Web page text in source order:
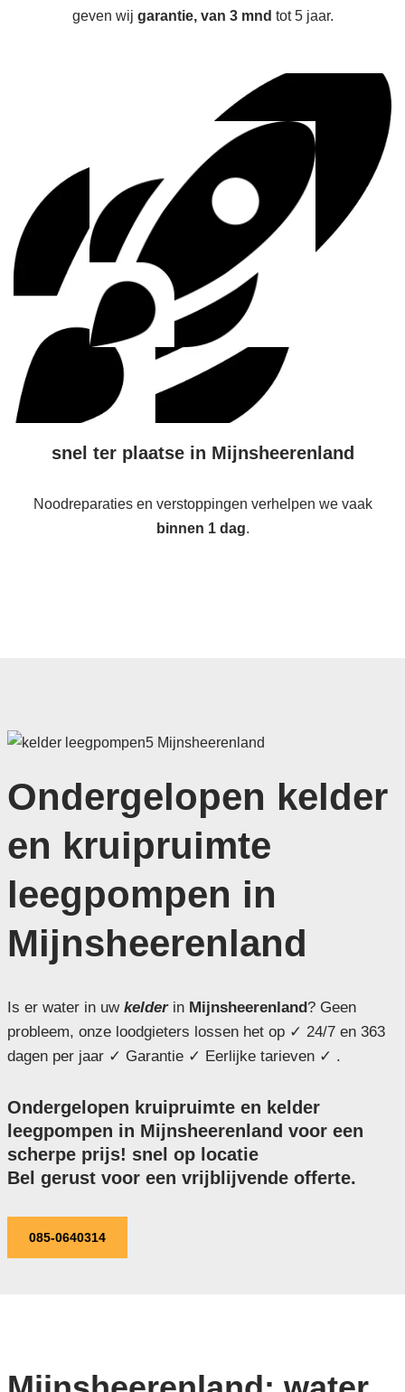
geven wij garantie, van 3 mnd tot 5 jaar.
snel ter plaatse in Mijnsheerenland
Noodreparaties en verstoppingen verhelpen we vaak
binnen 1 dag.
Ondergelopen kelder
en kruipruimte
leegpompen in
Mijnsheerenland
Is er water in uw kelderin Mijnsheerenland? Geen
probleem, onze loodgieters lossen het op ✓ 24/7 en 363
dagen per jaar ✓ Garantie ✓ Eerlijke tarieven ✓ .
Ondergelopen kruipruimte en kelder
leegpompen in Mijnsheerenland voor een
scherpe prijs! snel op locatie
Bel gerust voor een vrijblijvende offerte.
085-0640314